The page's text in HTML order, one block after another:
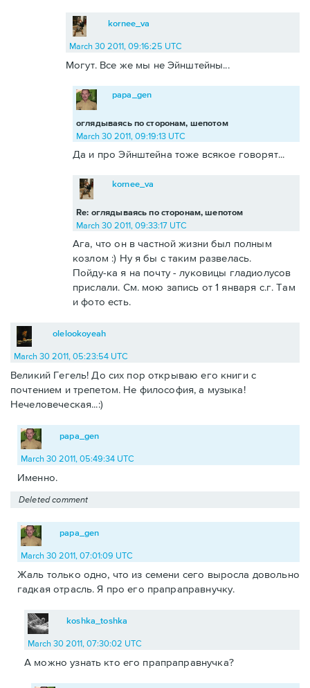
kornee_va
March 30 2011, 09:16:25 UTC
Могут. Все же мы не Эйнштейны...
оглядываясь по сторонам, шепотом
papa_gen
March 30 2011, 09:19:13 UTC
Да и про Эйнштейна тоже всякое говорят...
Re: оглядываясь по сторонам, шепотом
kornee_va
March 30 2011, 09:33:17 UTC
Ага, что он в частной жизни был полным
козлом :) Ну я бы с таким развелась.
Пойду-ка я на почту - луковицы гладиолусов
прислали. См. мою запись от 1 января с.г. Там
и фото есть.
olelookoyeah
March 30 2011, 05:23:54 UTC
Великий Гегель! До сих пор открываю его книги с
почтением и трепетом. Не философия, а музыка!
Нечеловеческая...:)
papa_gen
March 30 2011, 05:49:34 UTC
Именно.
Deleted comment
papa_gen
March 30 2011, 07:01:09 UTC
Жаль только одно, что из семени сего выросла довольно
гадкая отрасль. Я про его прапраправнучку.
koshka_toshka
March 30 2011, 07:30:02 UTC
А можно узнать кто его прапраправнучка?